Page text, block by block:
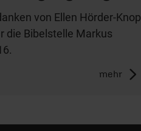
von Ellen Hörder-Knop
die Bibelstelle Markus
mehr